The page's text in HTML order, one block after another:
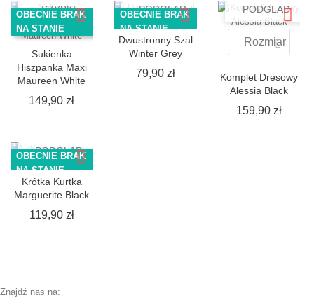
SZYBKI
PODGLĄD
OBECNIE BRAK
NA STANIE
Sukienka
Hiszpanka Maxi
Maureen White
149,90 złCena
PODGLĄD
OBECNIE BRAK
NA STANIE
Dwustronny Szal
Winter Grey
79,90 złCena
PODGLĄD
Rozmiar
Komplet Dresowy
Alessia Black
159,90 złCena
PODGLĄD
OBECNIE BRAK
NA STANIE
Krótka Kurtka
Marguerite Black
119,90 złCena
Znajdź nas na: